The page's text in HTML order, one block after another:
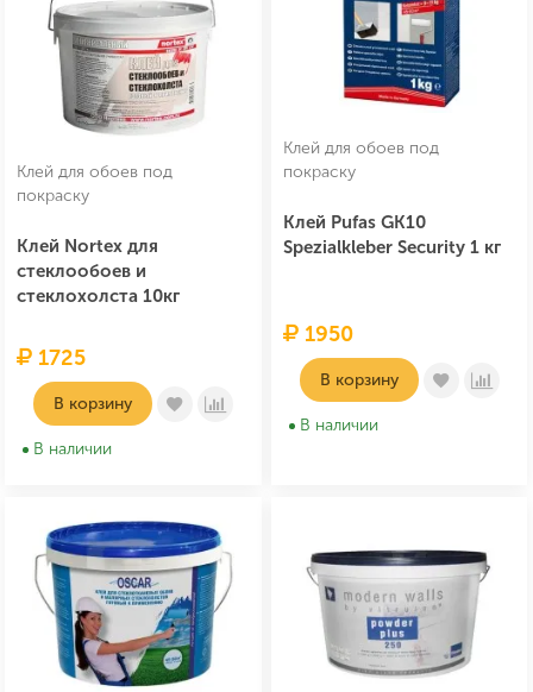
Клей для обоев под
покраску
Клей Nortex для
стеклообоев и
стеклохолста 10кг
1725
В корзину
В наличии
Клей для обоев под
покраску
Клей Pufas GK10
Spezialkleber Security 1 кг
1950
В корзину
В наличии